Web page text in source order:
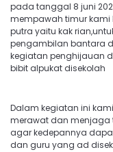
pada tanggal 8 juni
mempawah timur kami
putra yaitu kak
pengambilan bantara
kegiatan penghijauan
bibit alpukat disekolah
Dalam kegiatan ini
merawat dan
agar kedepannya
dan guru yang ad